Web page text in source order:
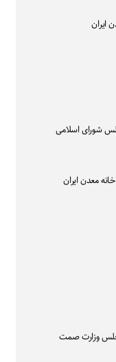
ایران
شورای اسلامی
معدن ایران
وزارت صمت